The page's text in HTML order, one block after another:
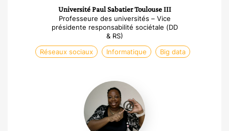
Université Paul Sabatier Toulouse III
Professeure des universités – Vice
présidente responsabilité sociétale (DD
& RS)
Réseaux sociaux
Informatique Big data
Betty
Fausta